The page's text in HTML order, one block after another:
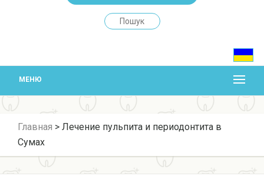
Search
МЕНЮ
Главная > Лечение пульпита и периодонтита в
Сумах